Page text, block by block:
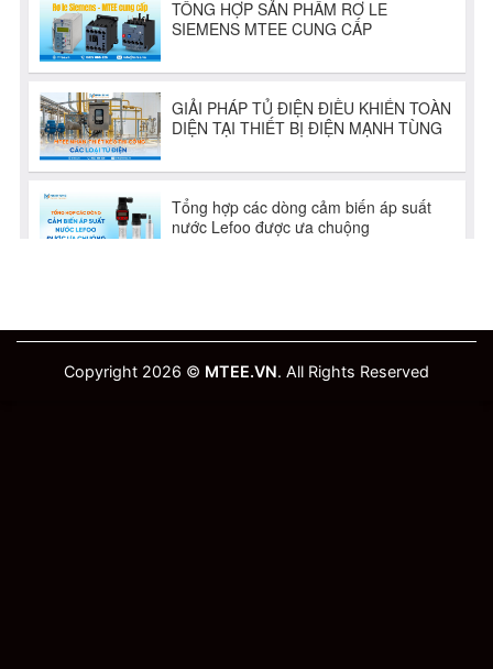
Copyright 2026 © MTEE.VN. All Rights Reserved